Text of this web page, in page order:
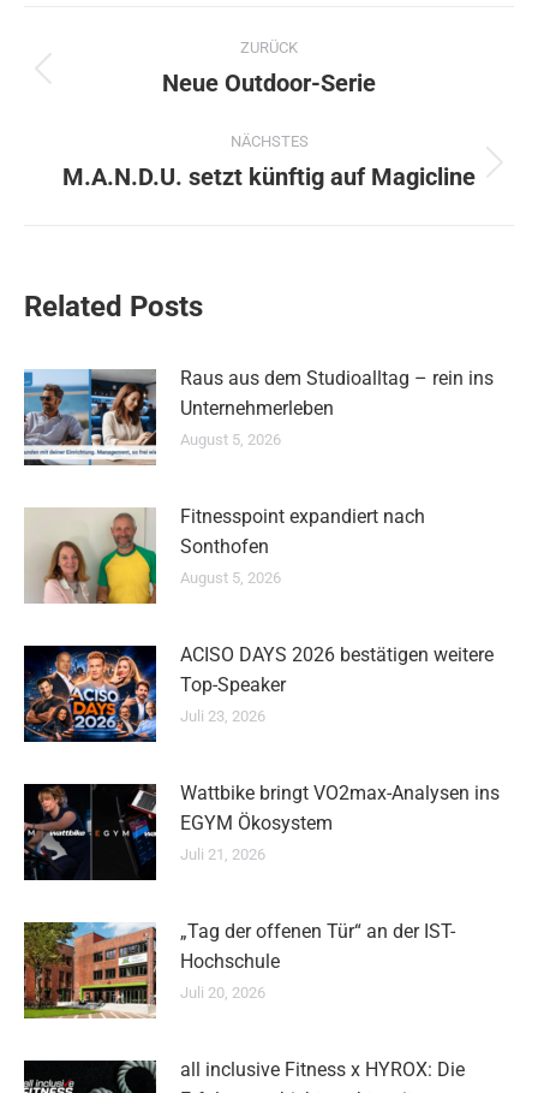
Kommentarnavigation
ZURÜCK
Vorheriger
Neue Outdoor-Serie
NÄCHSTES
Nächster
M.A.N.D.U. setzt künftig auf Magicline
Related Posts
Raus aus dem Studioalltag – rein ins
Unternehmerleben
August 5, 2026
Fitnesspoint expandiert nach
Sonthofen
August 5, 2026
ACISO DAYS 2026 bestätigen weitere
Top-Speaker
Juli 23, 2026
Wattbike bringt VO2max-Analysen ins
EGYM Ökosystem
Juli 21, 2026
„Tag der offenen Tür“ an der IST-
Hochschule
Juli 20, 2026
all inclusive Fitness x HYROX: Die